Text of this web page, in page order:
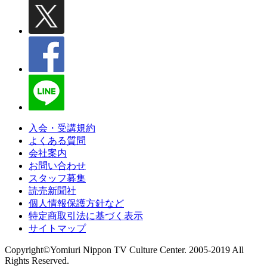
入会・受講規約
よくある質問
会社案内
お問い合わせ
スタッフ募集
読売新聞社
個人情報保護方針など
特定商取引法に基づく表示
サイトマップ
Copyright©Yomiuri Nippon TV Culture Center. 2005-2019 All
Rights Reserved.